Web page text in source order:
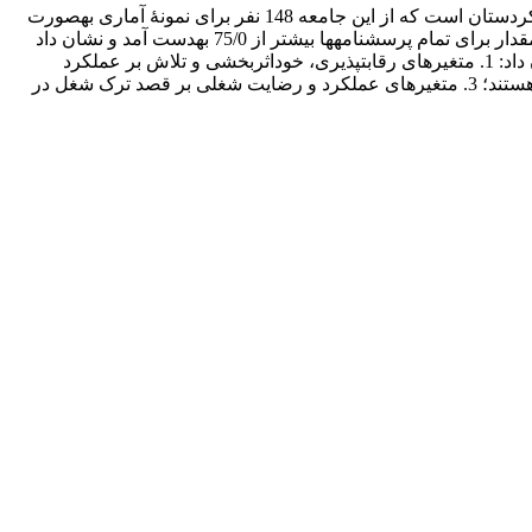
مقالۀ حاضر به بررسی عوامل فردی مؤثر بر قصد ترک شغل می‎پردازد. جامعۀ پژوهش شامل کلیۀ کارکنان ادارۀ آموزش و پرورش استان کردستان است که از این جامعه 148 نفر برای نمونۀ آماری به‎صورت
تصادفی انتخاب شدند. روش پژوهش مدل‎یابی معادلات ساختاری است. برای تعیین پایایی ابزار پژوهش از آلفای کرونباخ استفاده شد که این مقدار برای تمام پرسشنامه‎ها بیشتر از 75/0 به‎دست آمد و نشان داد
ابزارهای پژوهش پایایی مناسبی دارند. داده‎ها در دو سطح توصیفی و استنباطی به‎کمک نرم‎افزارهای LISREL وSPSS تحلیل شدند. نتایج نشان داد: 1. متغیرهای رقابت‎پذیری، خوداثربخشی و تلاش بر عملکرد
کارکنان، در سطح 01/0 درصد معنادار هستند؛ 2. متغیرهای خود اثربخشی و تلاش بر رضایت شغلی کارکنان در سطح 01/0 دارای اثر معنادار هستند؛ 3. متغیرهای عملکرد و رضایت شغلی بر قصد ترک شغل در